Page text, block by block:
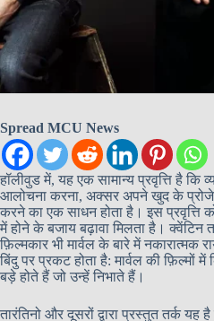
Spread MCU News
हॉलीवुड में, यह एक सामान्य प्रवृत्ति है कि
आलोचना करना, अक्सर अपने खुद के
करने का एक साधन होता है। इस प्रवृत्ति
में होने के बजाय बढ़ावा मिलता है। क्वेंटिन
फ़िल्मकार भी मार्वल के बारे में नकारात्मक
बिंदु पर प्रकट होता है: मार्वल की फ़िल्मों
बड़े होते हैं जो उन्हें निभाते हैं।
तारंतिनो और दूसरों द्वारा प्रस्तुत तर्क यह